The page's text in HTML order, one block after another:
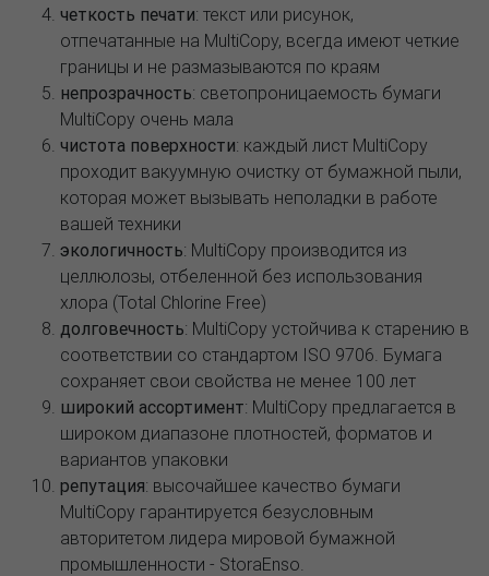
четкость печати: текст или рисунок,
отпечатанные на MultiCopy, всегда имеют четкие
границы и не размазываются по краям
непрозрачность: светопроницаемость бумаги
MultiCopy очень мала
чистота поверхности: каждый лист MultiCopy
проходит вакуумную очистку от бумажной пыли,
которая может вызывать неполадки в работе
вашей техники
экологичность: MultiCopy производится из
целлюлозы, отбеленной без использования
хлора (Total Chlorine Free)
долговечность: MultiCopy устойчива к старению в
соответствии со стандартом ISO 9706. Бумага
сохраняет свои свойства не менее 100 лет
широкий ассортимент: MultiCopy предлагается в
широком диапазоне плотностей, форматов и
вариантов упаковки
репутация: высочайшее качество бумаги
MultiCopy гарантируется безусловным
авторитетом лидера мировой бумажной
промышленности - StoraEnso.